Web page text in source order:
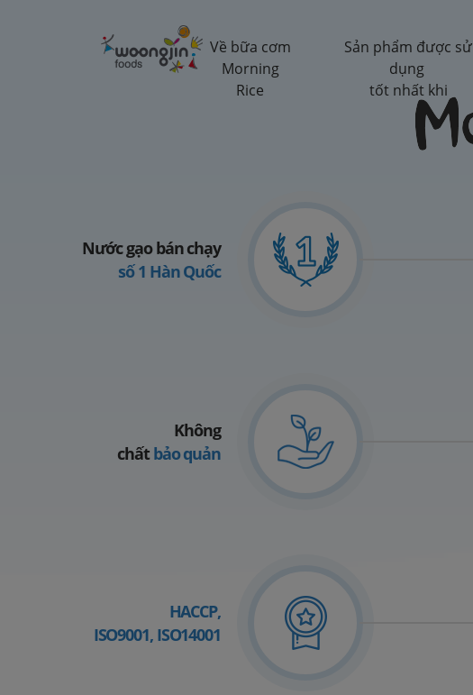
Về bữa cơm
Morning
Rice
Sản phẩm được sử
dụng
tốt nhất khi
Nước gạo bán chạy
số 1 Hàn Quốc
Không
chấtbảo quản
HACCP,
ISO9001, ISO14001